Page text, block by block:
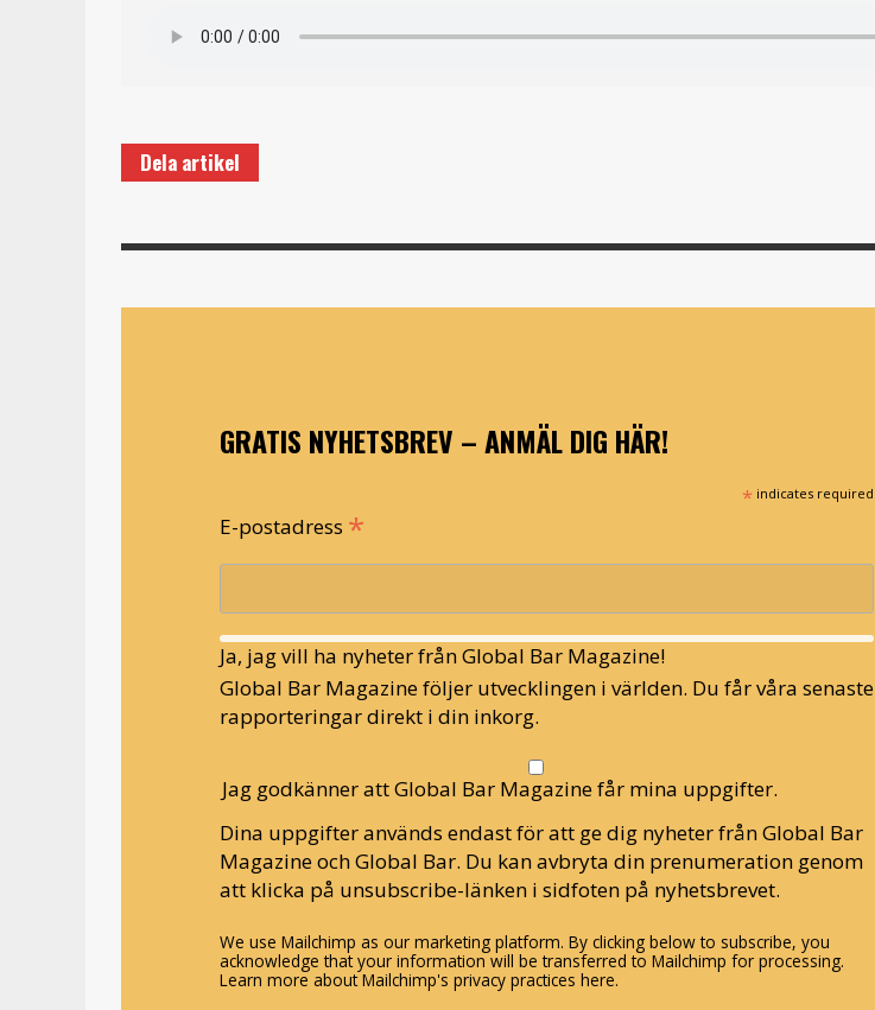
Dela artikel
GRATIS NYHETSBREV – ANMÄL DIG HÄR!
* indicates required
E-postadress *
Ja, jag vill ha nyheter från Global Bar Magazine!
Global Bar Magazine följer utvecklingen i världen. Du får våra senaste
rapporteringar direkt i din inkorg.
Jag godkänner att Global Bar Magazine får mina uppgifter.
Dina uppgifter används endast för att ge dig nyheter från Global Bar
Magazine och Global Bar. Du kan avbryta din prenumeration genom
att klicka på unsubscribe-länken i sidfoten på nyhetsbrevet.
We use Mailchimp as our marketing platform. By clicking below to subscribe, you
acknowledge that your information will be transferred to Mailchimp for processing.
Learn more about Mailchimp's privacy practices here.